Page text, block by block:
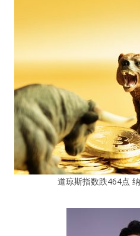
道琼斯指数跌464点